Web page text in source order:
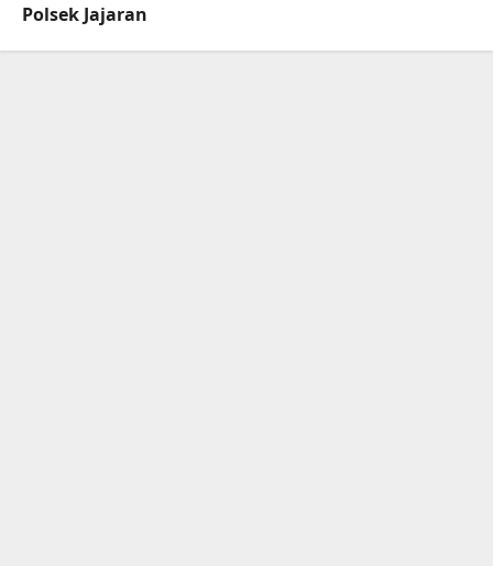
Polsek Jajaran